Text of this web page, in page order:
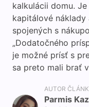
kalkulácii domu.
kapitálové
spojených s
„Dodatočného
je možné prísť s
sa preto mali brať
AUTOR
Parmis